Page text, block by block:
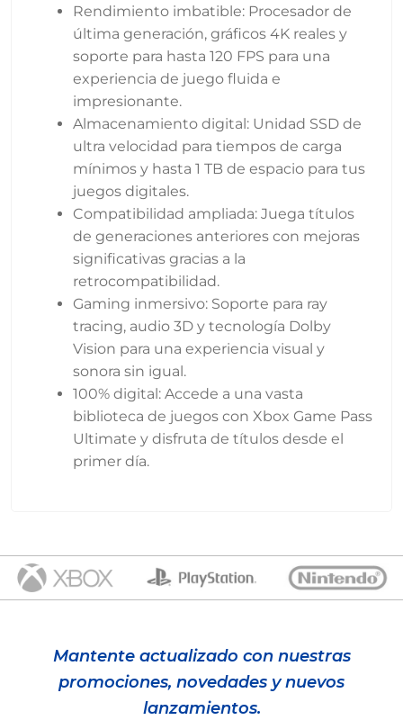
Rendimiento imbatible: Procesador de
última generación, gráficos 4K reales y
soporte para hasta 120 FPS para una
experiencia de juego fluida e
impresionante.
Almacenamiento digital: Unidad SSD de
ultra velocidad para tiempos de carga
mínimos y hasta 1 TB de espacio para tus
juegos digitales.
Compatibilidad ampliada: Juega títulos
de generaciones anteriores con mejoras
significativas gracias a la
retrocompatibilidad.
Gaming inmersivo: Soporte para ray
tracing, audio 3D y tecnología Dolby
Vision para una experiencia visual y
sonora sin igual.
100% digital: Accede a una vasta
biblioteca de juegos con Xbox Game Pass
Ultimate y disfruta de títulos desde el
primer día.
Mantente actualizado con nuestras
promociones, novedades y nuevos
lanzamientos.